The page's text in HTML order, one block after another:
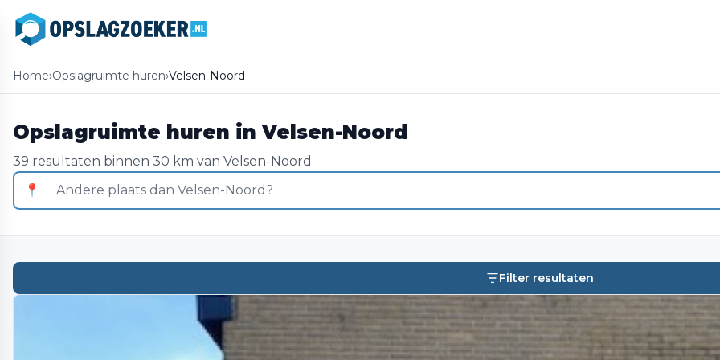
Home›Opslagruimte huren›Velsen-Noord
Opslagruimte huren in Velsen-Noord
39 resultaten binnen 30 km van Velsen-Noord
📍
Filter resultaten